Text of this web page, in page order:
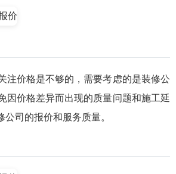
注价格是不够的，需要考虑的是装修公
因价格差异而出现的质量问题和施工延
司的报价和服务质量。